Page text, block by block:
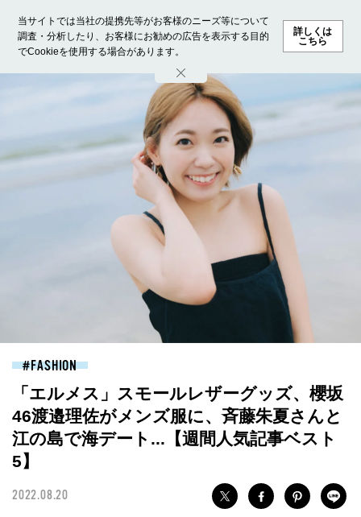
当サイトでは当社の提携先等がお客様のニーズ等について
調査・分析したり、お客様にお勧めの広告を表示する目的
でCookieを使用する場合があります。
詳しくは
こちら
ホーム モデル募集 ランキング ファッション ビューテ
FASHION
「エルメス」スモールレザーグッズ、櫻坂
46渡邉理佐がメンズ服に、斉藤朱夏さんと
江の島で海デート...【週間人気記事ベスト
5】
2022.08.20